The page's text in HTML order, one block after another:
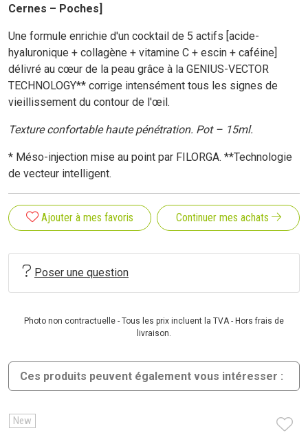
Cernes – Poches]
Une formule enrichie d'un cocktail de 5 actifs [acide-
hyaluronique + collagène + vitamine C + escin + caféine]
délivré au cœur de la peau grâce à la GENIUS-VECTOR
TECHNOLOGY** corrige intensément tous les signes de
vieillissement du contour de l'œil.
Texture confortable haute pénétration. Pot – 15ml.
* Méso-injection mise au point par FILORGA. **Technologie
de vecteur intelligent.
Ajouter à mes favoris Continuer mes achats
Poser une question
Photo non contractuelle - Tous les prix incluent la TVA - Hors frais de
livraison.
Ces produits peuvent également vous intéresser :
New